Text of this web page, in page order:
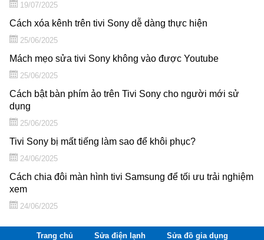
19/07/2025
Cách xóa kênh trên tivi Sony dễ dàng thực hiện
25/06/2025
Mách mẹo sửa tivi Sony không vào được Youtube
25/06/2025
Cách bật bàn phím ảo trên Tivi Sony cho người mới sử
dụng
25/06/2025
Tivi Sony bị mất tiếng làm sao để khôi phục?
24/06/2025
Cách chia đôi màn hình tivi Samsung để tối ưu trải nghiệm
xem
24/06/2025
Trang chủ Sửa điện lạnh Sửa đồ gia dụng